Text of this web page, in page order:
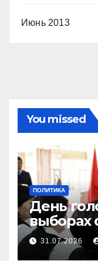
Июнь 2013
You missed
ПОЛИТИКА
День
выборах
31.07.2026